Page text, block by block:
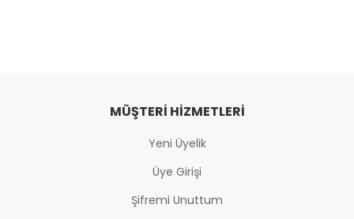
MÜŞTERI HIZMETLERI
Yeni Üyelik
Üye Girişi
Şifremi Unuttum